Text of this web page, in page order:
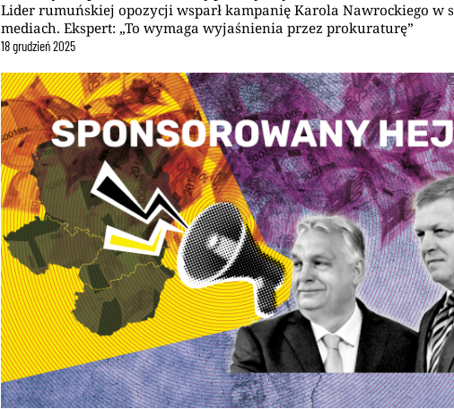
Lider rumuńskiej opozycji wsparł kampanię Karola Nawrockiego w
mediach. Ekspert: „To wymaga wyjaśnienia przez prokuraturę”
18grudzień2025